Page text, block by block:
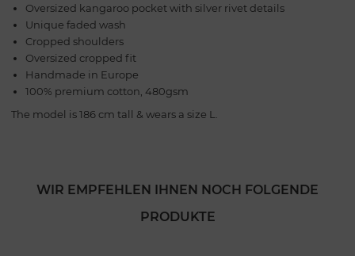
Oversized kangaroo pocket with silver rivet details
Unique faded wash
Cropped shoulders
Oversized cropped fit
Handmade in Europe
100% premium cotton, 480gsm
The model is 186 cm tall & wears a size L.
WIR EMPFEHLEN IHNEN NOCH FOLGENDE
PRODUKTE